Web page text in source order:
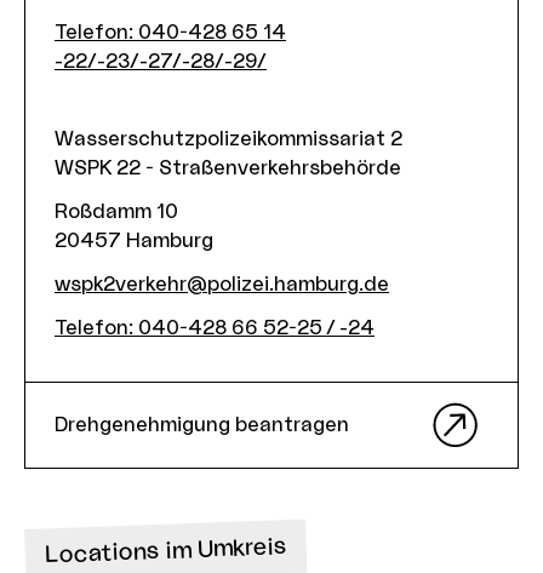
Telefon: 040-428 65 14
-22/-23/-27/-28/-29/
Wasserschutzpolizeikommissariat 2
WSPK 22 - Straßenverkehrsbehörde
Roßdamm 10
20457 Hamburg
wspk2verkehr@polizei.hamburg.de
Telefon: 040-428 66 52-25 / -24
Drehgenehmigung beantragen
Locations im Umkreis